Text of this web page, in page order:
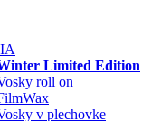
Limited Edition
roll on
v plechovke